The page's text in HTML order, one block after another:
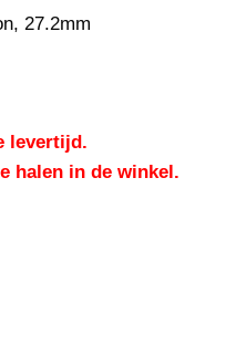
27.2mm
levertijd.
halen in de winkel.